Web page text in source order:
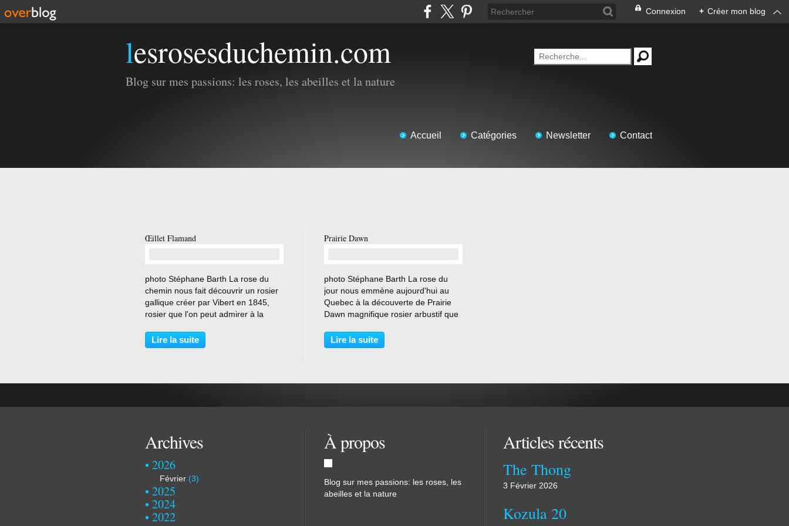
Connexion + Créer mon blog
lesrosesduchemin.com
Blog sur mes passions: les roses, les abeilles et la nature
Accueil Catégories Newsletter Contact
Œillet Flamand
photo Stéphane Barth La rose du
chemin nous fait découvrir un rosier
gallique créer par Vibert en 1845,
rosier que l'on peut admirer à la
Stéphane Barth Le nom d’œillet
Flamand laisse supposer que c'est le
Lire la suite
Prairie Dawn
photo Stéphane Barth La rose du
jour nous emmène aujourd'hui au
Quebec à la découverte de Prairie
Dawn magnifique rosier arbustif que
l'Haÿ les roses . photo Stéphane
Barth Très résistant aux grands
Lire la suite
Archives
2026
Février (3)
2025
2024
2022
À propos
Blog sur mes passions: les roses, les
abeilles et la nature
Articles récents
The Thong
3 Février 2026
Kozula 20